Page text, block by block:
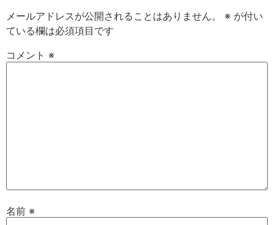
メールアドレスが公開されることはありません。 ※ が付い
ている欄は必須項目です
コメント ※
名前 ※